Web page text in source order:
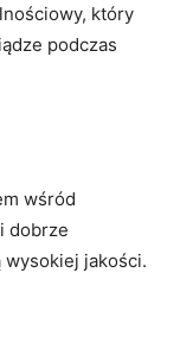
który
podczas
wśród
dobrze
wysokiej jakości.